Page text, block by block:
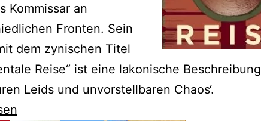
Kommissar an
Fronten. Sein
dem zynischen Titel
Reise“ ist eine lakonische Beschreibung
Leids und unvorstellbaren Chaos‘.